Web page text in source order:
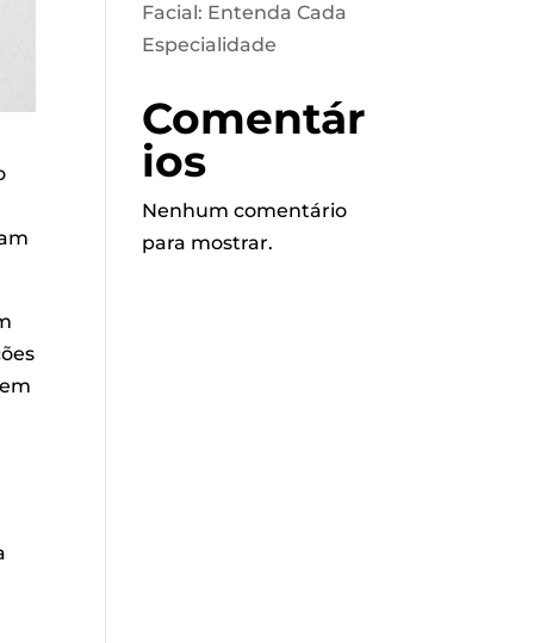
Facial: Entenda Cada
Especialidade
Comentár
ios
Nenhum comentário
para mostrar.